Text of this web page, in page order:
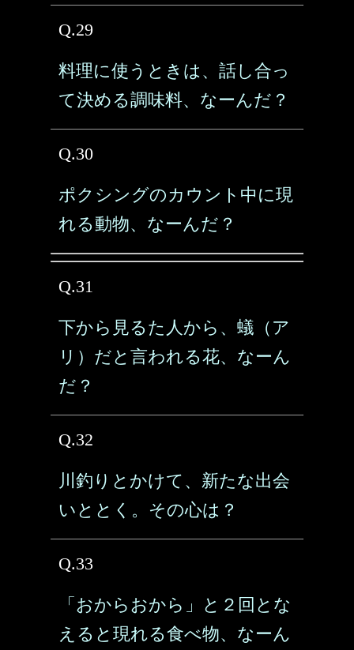
Q.29
料理に使うときは、話し合っ
て決める調味料、なーんだ？
Q.30
ポクシングのカウント中に現
れる動物、なーんだ？
Q.31
下から見るた人から、蟻（ア
リ）だと言われる花、なーん
だ？
Q.32
川釣りとかけて、新たな出会
いととく。その心は？
Q.33
「おからおから」と２回とな
えると現れる食べ物、なーん